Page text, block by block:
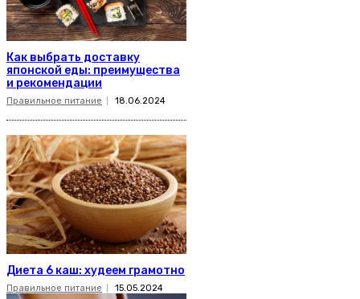
Как выбрать доставку
японской еды: преимущества
и рекомендации
Правильное питание 18.06.2024
Диета 6 каш: худеем грамотно
Правильное питание 15.05.2024